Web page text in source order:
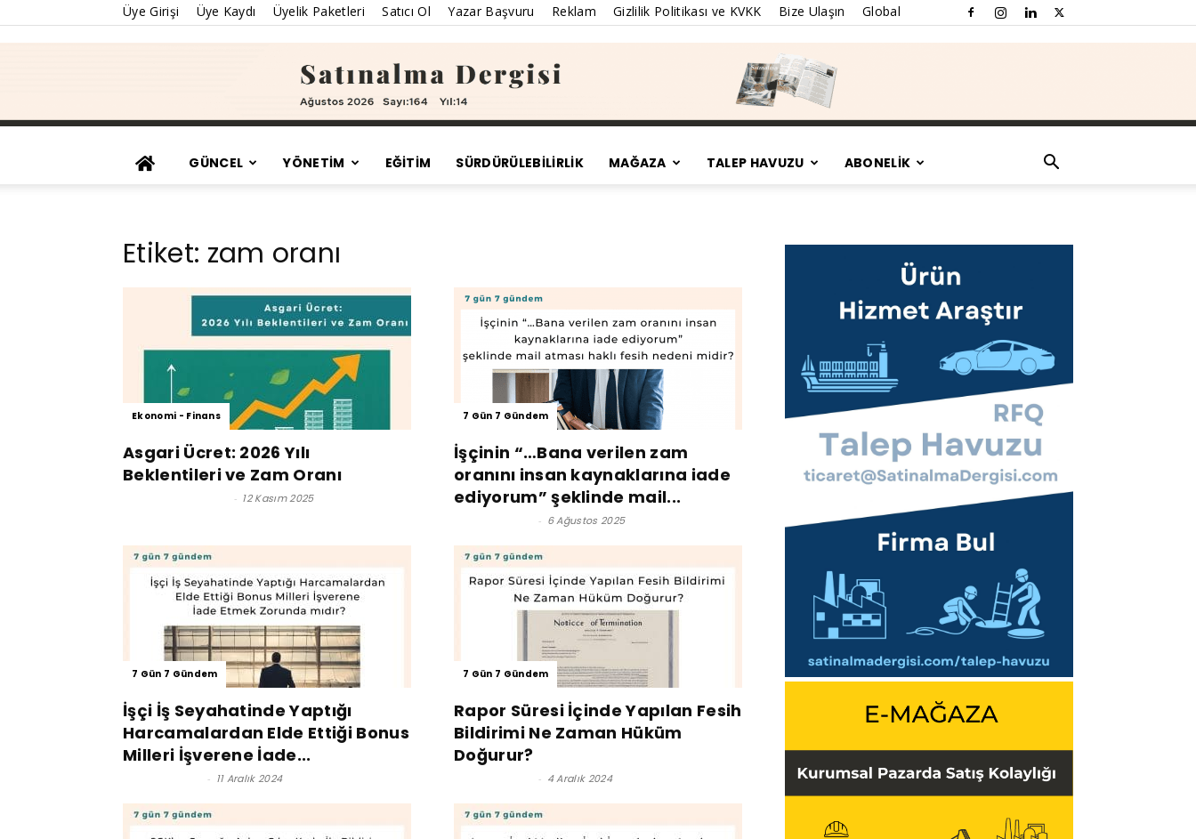
Üye Girişi Üye Kaydı Üyelik Paketleri Satıcı Ol Yazar Başvuru Reklam Gizlilik Politikası ve KVKK Bize Ulaşın Global
GÜNCEL YÖNETİM EĞİTİM SÜRDÜRÜLEBILIRLIK MAĞAZA TALEP HAVUZU ABONELİK
Etiket: zam oranı
Ekonomi - Finans
Asgari Ücret: 2026 Yılı
Beklentileri ve Zam Oranı
- 12 Kasım 2025
7 Gün 7 Gündem
İşçinin “…Bana verilen zam
oranını insan kaynaklarına iade
ediyorum” şeklinde mail...
- 6 Ağustos 2025
7 Gün 7 Gündem
İşçi İş Seyahatinde Yaptığı
Harcamalardan Elde Ettiği Bonus
Milleri İşverene İade...
- 11 Aralık 2024
7 Gün 7 Gündem
Rapor Süresi İçinde Yapılan Fesih
Bildirimi Ne Zaman Hüküm
Doğurur?
- 4 Aralık 2024